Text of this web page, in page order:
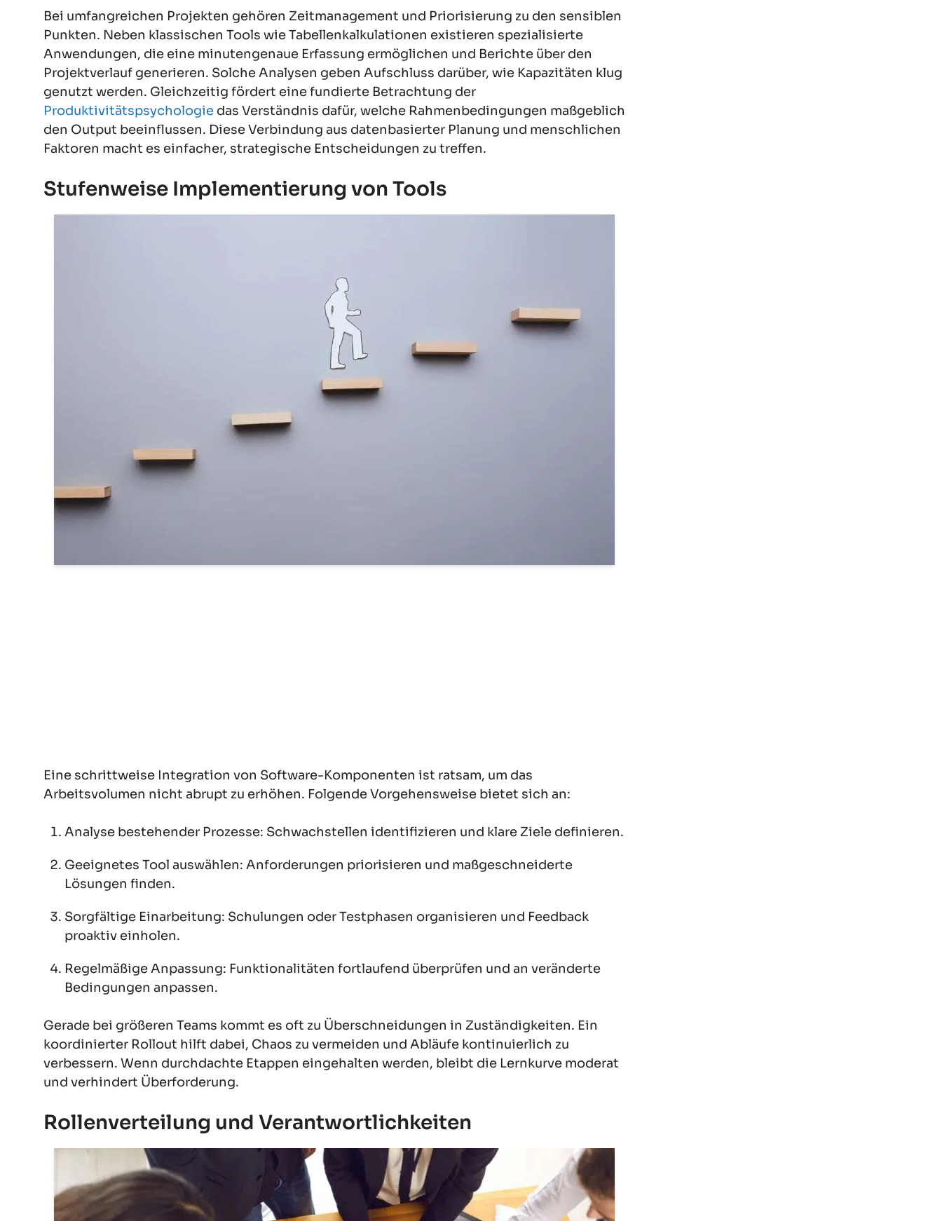
Bei umfangreichen Projekten gehören Zeitmanagement und Priorisierung zu den sensiblen
Punkten. Neben klassischen Tools wie Tabellenkalkulationen existieren spezialisierte
Anwendungen, die eine minutengenaue Erfassung ermöglichen und Berichte über den
Projektverlauf generieren. Solche Analysen geben Aufschluss darüber, wie Kapazitäten klug
genutzt werden. Gleichzeitig fördert eine fundierte Betrachtung der
Produktivitätspsychologie das Verständnis dafür, welche Rahmenbedingungen maßgeblich
den Output beeinflussen. Diese Verbindung aus datenbasierter Planung und menschlichen
Faktoren macht es einfacher, strategische Entscheidungen zu treffen.
Stufenweise Implementierung von Tools
Eine schrittweise Integration von Software-Komponenten ist ratsam, um das
Arbeitsvolumen nicht abrupt zu erhöhen. Folgende Vorgehensweise bietet sich an:
Analyse bestehender Prozesse: Schwachstellen identifizieren und klare Ziele definieren.
Geeignetes Tool auswählen: Anforderungen priorisieren und maßgeschneiderte
Lösungen finden.
Sorgfältige Einarbeitung: Schulungen oder Testphasen organisieren und Feedback
proaktiv einholen.
Regelmäßige Anpassung: Funktionalitäten fortlaufend überprüfen und an veränderte
Bedingungen anpassen.
Gerade bei größeren Teams kommt es oft zu Überschneidungen in Zuständigkeiten. Ein
koordinierter Rollout hilft dabei, Chaos zu vermeiden und Abläufe kontinuierlich zu
verbessern. Wenn durchdachte Etappen eingehalten werden, bleibt die Lernkurve moderat
und verhindert Überforderung.
Rollenverteilung und Verantwortlichkeiten